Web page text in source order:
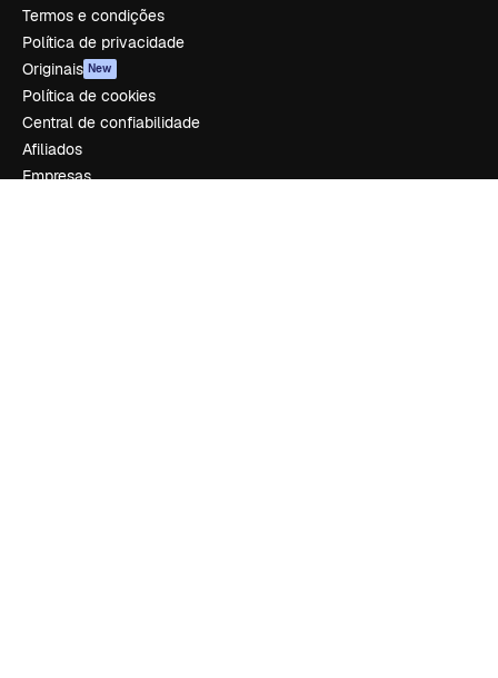
Termos e condições
Política de privacidade
Originais New
Política de cookies
Central de confiabilidade
Afiliados
Empresas